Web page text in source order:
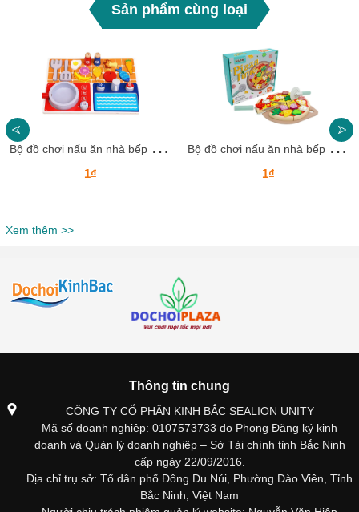
Sản phẩm cùng loại
B
ộ đồ chơi nấu ăn nhà bếp DCNALB24 Dochoikinhbac Giải trí hấp dẫn cho trẻ em
1₫
B
ộ đồ chơi nấu ăn nhà bếp DCNALB23 Dochoikinhbac Giải trí hấp dẫn cho trẻ em
1₫
Xem thêm >>
Thông tin chung
CÔNG TY CỔ PHẦN KINH BẮC SEALION UNITY
Mã số doanh nghiệp: 0107573733 do Phong Đăng ký kinh
doanh và Quản lý doanh nghiệp – Sở Tài chính tỉnh Bắc Ninh
cấp ngày 22/09/2016.
Địa chỉ trụ sở: Tổ dân phố Đông Du Núi, Phường Đào Viên, Tỉnh
Bắc Ninh, Việt Nam